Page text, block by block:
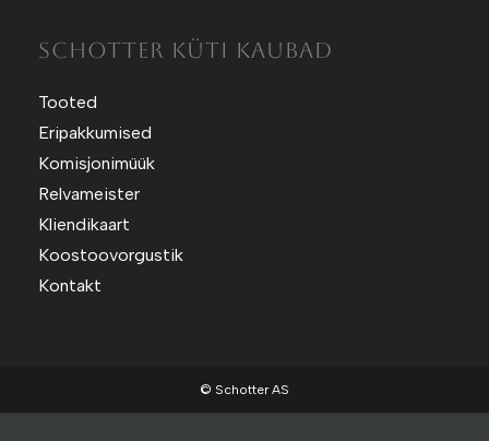
SCHOTTER KÜTI KAUBAD
Tooted
Eripakkumised
Komisjonimüük
Relvameister
Kliendikaart
Koostoovorgustik
Kontakt
© Schotter AS